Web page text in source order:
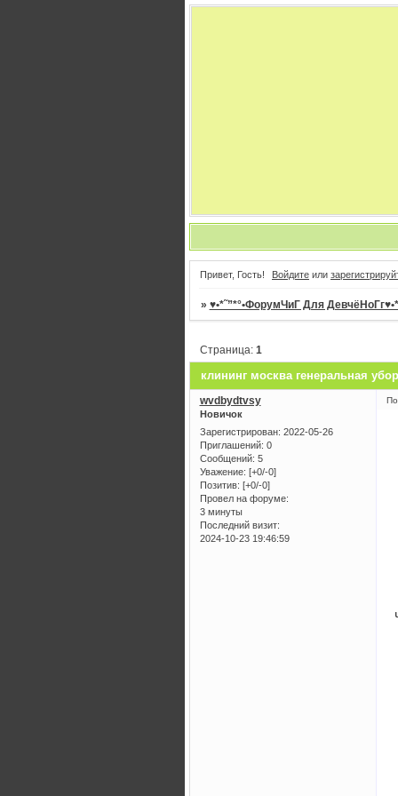
Привет, Гость! Войдите или
» ♥•*˜”*°•ФорумЧиГ Для
клининг москва генеральная
Страница: 1
wvdbydtvsy
Новичок
Зарегистрирован: 2022-05-26
Приглашений: 0
Сообщений: 5
Уважение: [+0/-0]
Позитив: [+0/-0]
Провел на форуме:
3 минуты
Последний визит:
2024-10-23 19:46:59